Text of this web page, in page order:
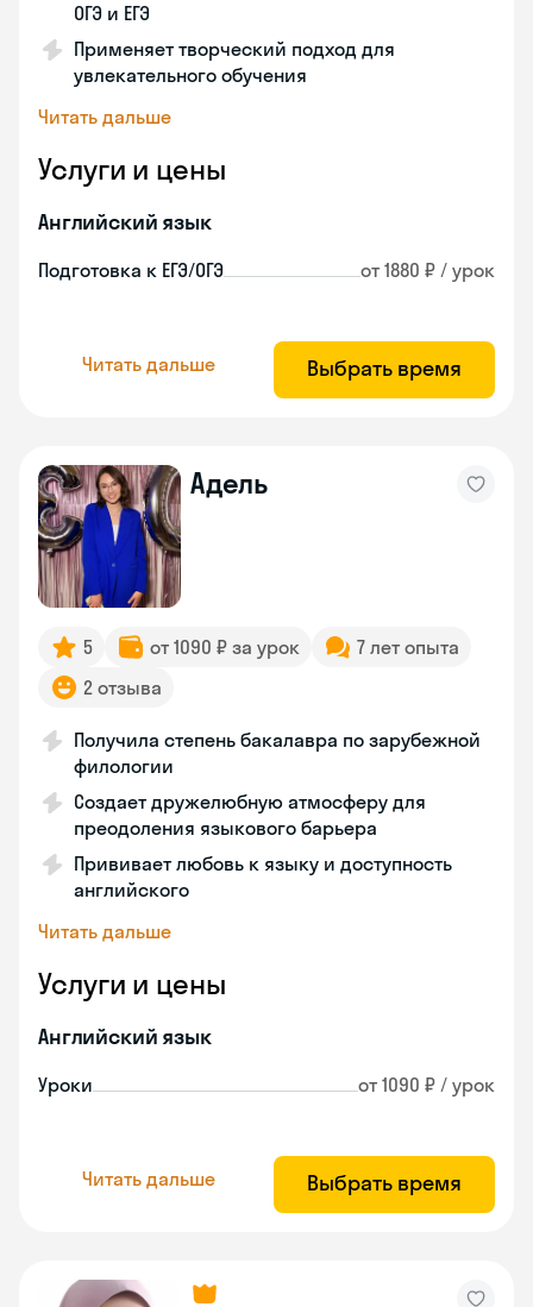
ОГЭ и ЕГЭ
Применяет творческий подход для
увлекательного обучения
Читать дальше
Услуги и цены
Английский язык
Подготовка к ЕГЭ/ОГЭ от 1880 ₽ / урок
Читать дальше Выбрать время
Адель
5 от 1090 ₽ за урок
7 лет опыта
2 отзыва
Получила степень бакалавра по зарубежной
филологии
Создает дружелюбную атмосферу для
преодоления языкового барьера
Прививает любовь к языку и доступность
английского
Читать дальше
Услуги и цены
Английский язык
Уроки от 1090 ₽ / урок
Читать дальше Выбрать время